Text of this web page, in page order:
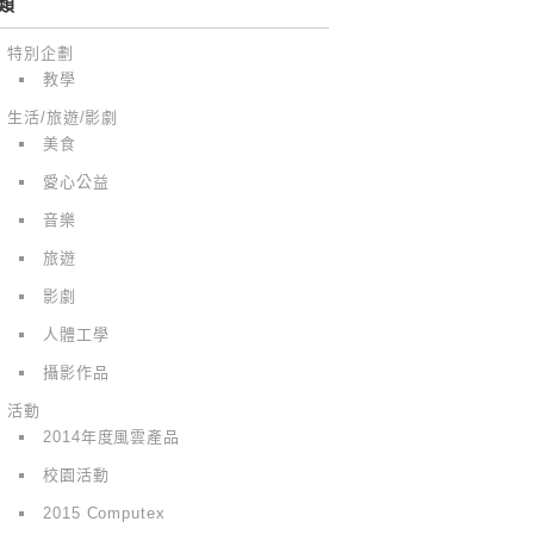
特別企劃
教學
生活/旅遊/影劇
美食
愛心公益
音樂
旅遊
影劇
人體工學
攝影作品
活動
2014年度風雲產品
校園活動
2015 Computex